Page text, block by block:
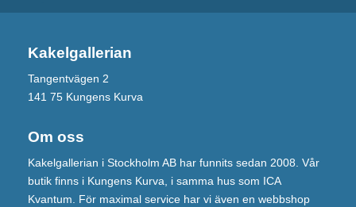
Kakelgallerian
Tangentvägen 2
141 75 Kungens Kurva
Om oss
Kakelgallerian i Stockholm AB har funnits sedan 2008. Vår
butik finns i Kungens Kurva, i samma hus som ICA
Kvantum. För maximal service har vi även en webbshop